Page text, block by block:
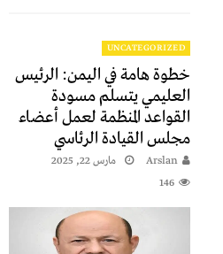
UNCATEGORIZED
خطوة هامة في اليمن: الرئيس
العليمي يتسلم مسودة
القواعد المنظمة لعمل أعضاء
مجلس القيادة الرئاسي
Arslan
مارس 22, 2025
146